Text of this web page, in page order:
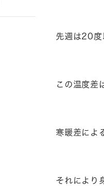
先週は20度
この温度差
寒暖差によ
それにより